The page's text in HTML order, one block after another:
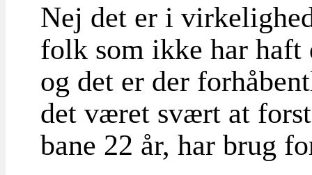
Nej det er i
folk som ikke har haft
og det er der
det været svært at
bane 22 år, har brug